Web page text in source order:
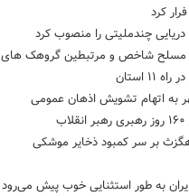
کرد
دریایی چندملیتی را منصوب کرد
استان
بر سر کمبود ذخایر موشکی
به طور استثنایی خوب پیش می‌رود